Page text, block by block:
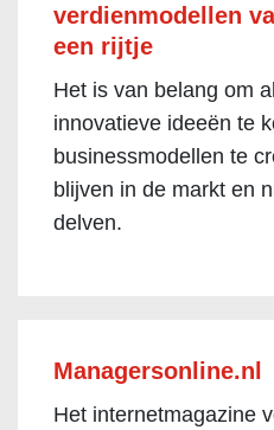
verdienmodellen
een rijtje
Het is van belang om
innovatieve ideeën te
businessmodellen te
blijven in de markt en
delven.
Managersonline.nl
Het internetmagazine